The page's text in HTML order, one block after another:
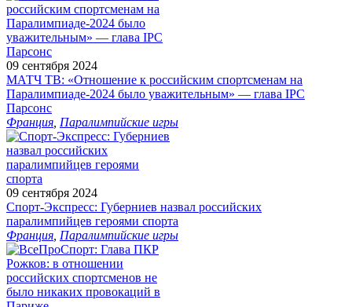
09 сентября 2024
МАТЧ ТВ: «Отношение к российским спортсменам на
Паралимпиаде‑2024 было уважительным» — глава IPC
Парсонс
Франция Паралимпийские игры
09 сентября 2024
Спорт-Экспресс: Губерниев назвал российских
паралимпийцев героями спорта
Франция Паралимпийские игры